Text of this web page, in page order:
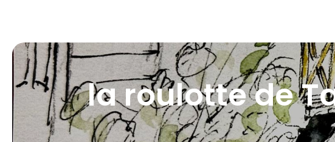
la roulotte de